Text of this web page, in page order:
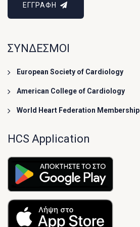
ΕΓΓΡΑΦΗ
ΣΥΝΔΕΣΜΟΙ
European Society of Cardiology
American College of Cardiology
World Heart Federation Membership
HCS Application